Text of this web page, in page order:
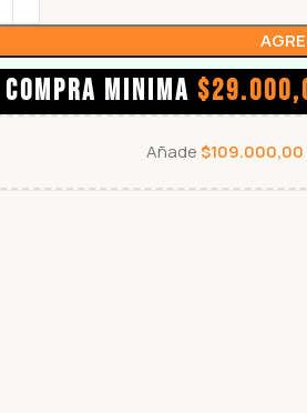
COMPRA MINIMA $
Añade$109.000,00